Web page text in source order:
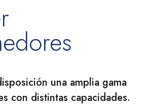
una amplia gama
con distintas capacidades.